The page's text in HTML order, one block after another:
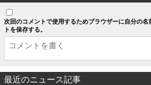
次回のコメントで使用するためブラウザーに自分の名
トを保存する。
最近のニュース記事